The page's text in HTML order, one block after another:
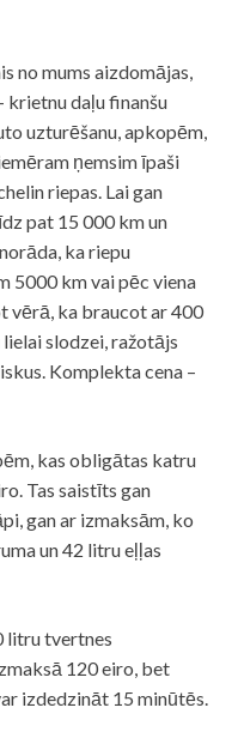
no mums aizdomājas,
krietnu daļu finanšu
uzturēšanu, apkopēm,
ņemsim īpaši
riepas. Lai gan
pat 15 000 km un
ka riepu
5000 km vai pēc viena
vērā, ka braucot ar 400
slodzei, ražotājs
Komplekta cena –
kas obligātas katru
Tas saistīts gan
gan ar izmaksām, ko
un 42 litru eļļas
litru tvertnes
120 eiro, bet
izdedzināt 15 minūtēs.